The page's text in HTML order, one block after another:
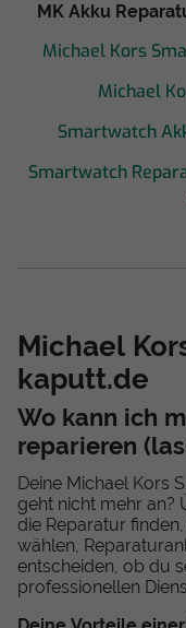
MK Akku
Michael Kors
Michael
Smartwatch
Smartwatch
Michael
kaputt.de
Wo kann ich
reparieren
Deine Michael Kors
geht nicht mehr an?
die Reparatur
wählen,
entscheiden, ob du
professionellen